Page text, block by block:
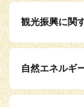
観光振興に関
自然エネルギ